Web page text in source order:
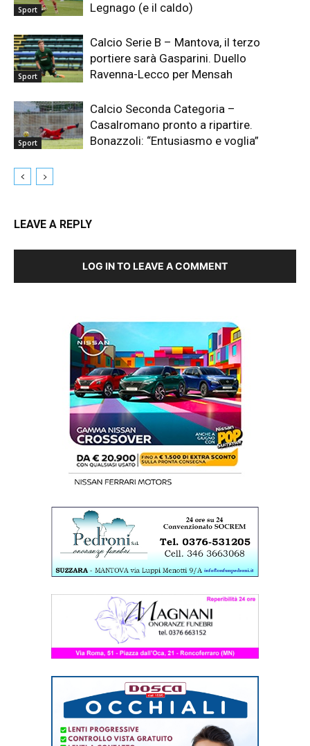
Sport Legnago (e il caldo)
Sport
Calcio Serie B – Mantova, il terzo
portiere sarà Gasparini. Duello
Ravenna-Lecco per Mensah
Sport
Calcio Seconda Categoria –
Casalromano pronto a ripartire.
Bonazzoli: “Entusiasmo e voglia”
LEAVE A REPLY
LOG IN TO LEAVE A COMMENT